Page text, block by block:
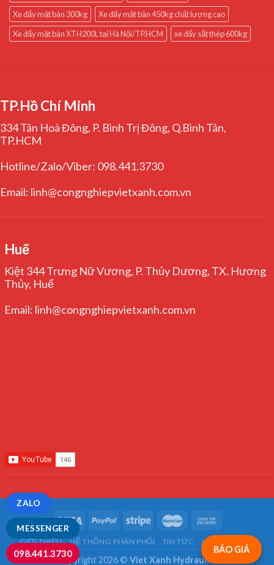
Xe đẩy mặt bàn 300kg
Xe đẩy mặt bàn 450kg chất lượng cao
Xe đẩy mặt bàn XTH200L tại Hà Nội/TP.HCM
xe đẩy sắt thép 600kg
TP.Hồ Chí Minh
334 Tân Hoà Đông, P. Bình Trị Đông, Q.Bình Tân,
TP.HCM
Hotline/Zalo/Viber: 098.441.3730
Email: linh@congnghiepvietxanh.com.vn
Huế
Kiệt 344 Trưng Nữ Vương, P. Thủy Dương, TX. Hương
Thủy, Huế
Email: linh@congnghiepvietxanh.com.vn
BÁO GIÁ
GIỚI THIỆU HỆ THỐNG PHÂN PHỐI TIN TỨC LIÊN HỆ
Copyright 2026 © Viet Xanh Hydraulics
MESSENGER
ZALO
098.441.3730